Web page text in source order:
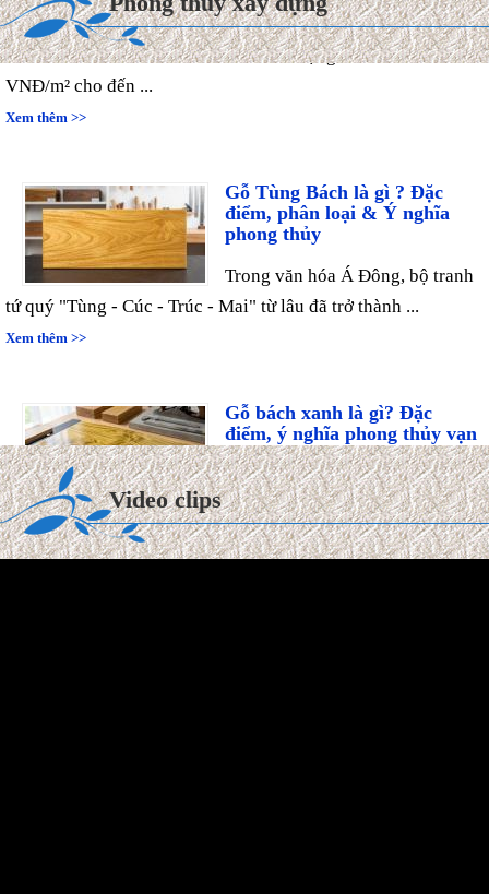
thiện trọn gói biệt thự mái
Thái dao động từ 8.000.000
VNĐ/m² cho đến ...
điểm, phân loại & Ý nghĩa
phong thủy
tứ quý "Tùng - Cúc - Trúc - Mai" từ lâu đã trở thành ...
Xem thêm >>
điểm, ý nghĩa phong thủy vạn
niên
Trong thế giới mộc hương cao
cấp, gỗ Bách Xanh từ lâu đã được ví như "quân vương" của
các ...
Video clips